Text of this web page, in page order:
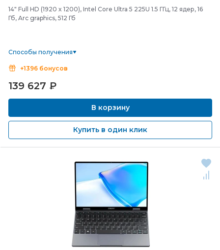
14" Full HD (1920 x 1200), Intel Core Ultra 5 225U 1.5 ГГц, 12 ядер, 16
Гб, Arc graphics, 512 Гб
Способы получения
+1396 бонусов
139 627 ₽
В корзину
Купить в один клик